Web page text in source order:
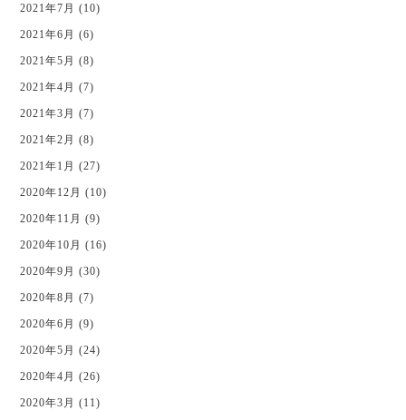
2021年7月 (10)
2021年6月 (6)
2021年5月 (8)
2021年4月 (7)
2021年3月 (7)
2021年2月 (8)
2021年1月 (27)
2020年12月 (10)
2020年11月 (9)
2020年10月 (16)
2020年9月 (30)
2020年8月 (7)
2020年6月 (9)
2020年5月 (24)
2020年4月 (26)
2020年3月 (11)